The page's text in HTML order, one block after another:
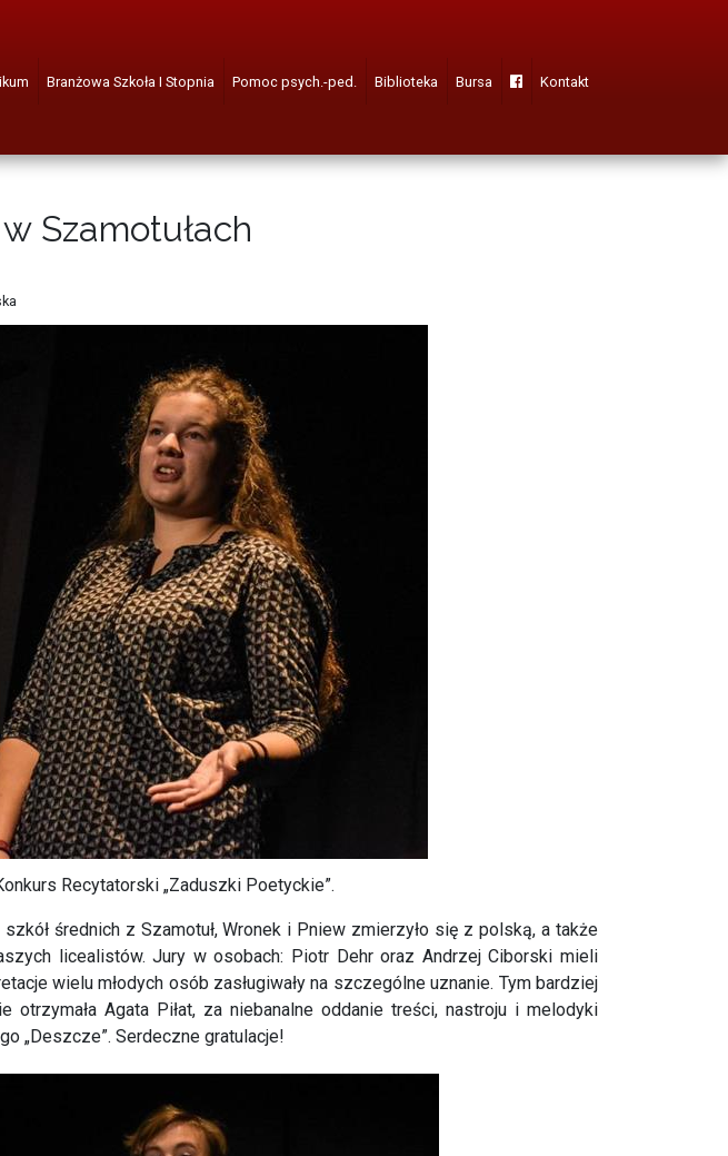
Branżowa Szkoła I Stopnia Pomoc psych.-ped. Biblioteka Bursa Kontakt
Szamotułach
Recytatorski „Zaduszki Poetyckie”.
średnich z Szamotuł, Wronek i Pniew zmierzyło się z polską, a także
licealistów. Jury w osobach: Piotr Dehr oraz Andrzej Ciborski mieli
wielu młodych osób zasługiwały na szczególne uznanie. Tym bardziej
Agata Piłat, za niebanalne oddanie treści, nastroju i melodyki
„Deszcze”. Serdeczne gratulacje!